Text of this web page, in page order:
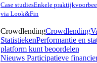
Case studiesEnkele
via Look&Fin
CrowdlendingCrowdlending
StatistiekenPerformantie en
platform kunt beoordelen
Nieuws Participatieve